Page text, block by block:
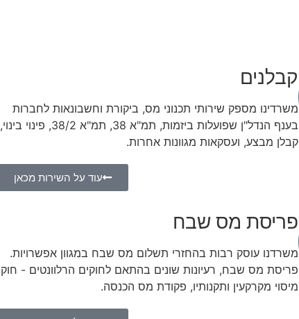
קבלנים
משרדינו מספק שירותי תכנוני מס, ביקורת וחשבונאות לחברות
בענף הנדל"ן שפועלות ביזמות, תמ"א 38, תמ"א 38/2, פינוי בינוי,
קבלן מבצע, ועסקאות מגוונות אחרות.
עוד על השירות מכאן
פריסת מס שבח
משרדנו עוסק רבות בהחזרי תשלום מס שבח במגוון אפשרויות.
פריסת מס שבח, רעיונות שונים בהתאם לחוקים הרלוונטים - חוק
מיסוי מקרקעין ותקנותיו, פקודת מס הכנסה.